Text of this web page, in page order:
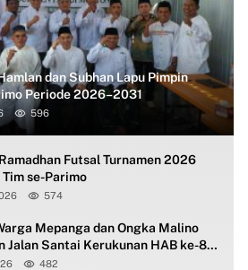
dan Subhan Lapu Pimpin
Periode 2026–2031
596
Futsal Turnamen 2026
se-Parimo
574
Mepanga dan Ongka Malino
Jalan Santai Kerukunan HAB ke-80
482